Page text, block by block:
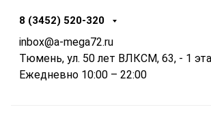
8 (3452) 520-320
inbox@a-mega72.ru
Тюмень, ул. 50 лет ВЛКСМ, 63, - 1
Ежедневно 10:00 – 22:00